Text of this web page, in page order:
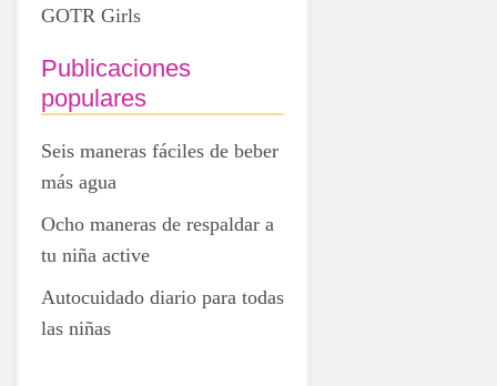
GOTR Girls
Publicaciones
populares
Seis maneras fáciles de beber
más agua
Ocho maneras de respaldar a
tu niña active
Autocuidado diario para todas
las niñas